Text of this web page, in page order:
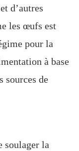
d’autres
les œufs est
pour la
à base
sources de
soulager la